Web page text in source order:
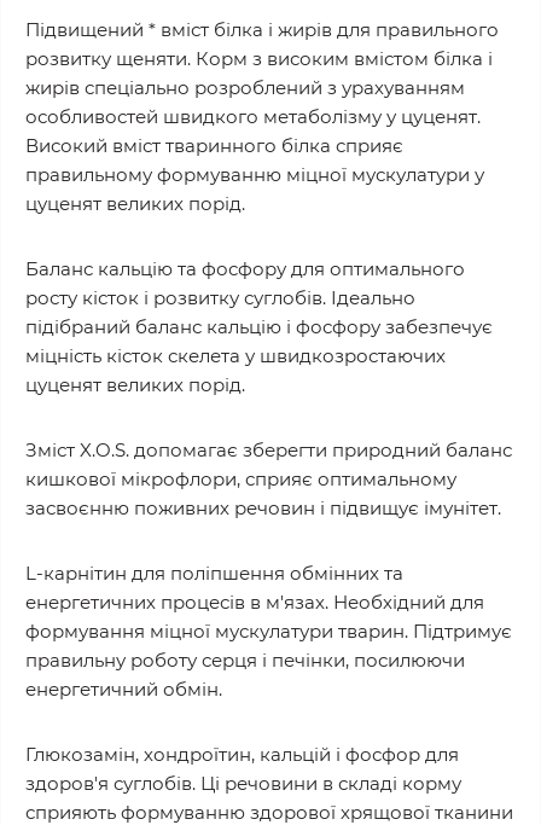
Підвищений * вміст білка і жирів для правильного
розвитку щеняти. Корм з високим вмістом білка і
жирів спеціально розроблений з урахуванням
особливостей швидкого метаболізму у цуценят.
Високий вміст тваринного білка сприяє
правильному формуванню міцної мускулатури у
цуценят великих порід.
Баланс кальцію та фосфору для оптимального
росту кісток і розвитку суглобів. Ідеально
підібраний баланс кальцію і фосфору забезпечує
міцність кісток скелета у швидкозростаючих
цуценят великих порід.
Зміст X.O.S. допомагає зберегти природний баланс
кишкової мікрофлори, сприяє оптимальному
засвоєнню поживних речовин і підвищує імунітет.
L-карнітин для поліпшення обмінних та
енергетичних процесів в м'язах. Необхідний для
формування міцної мускулатури тварин. Підтримує
правильну роботу серця і печінки, посилюючи
енергетичний обмін.
Глюкозамін, хондроїтин, кальцій і фосфор для
здоров'я суглобів. Ці речовини в складі корму
сприяють формуванню здорової хрящової тканини